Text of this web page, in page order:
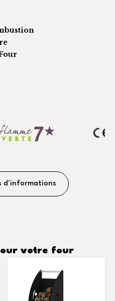
d'informations
votre four